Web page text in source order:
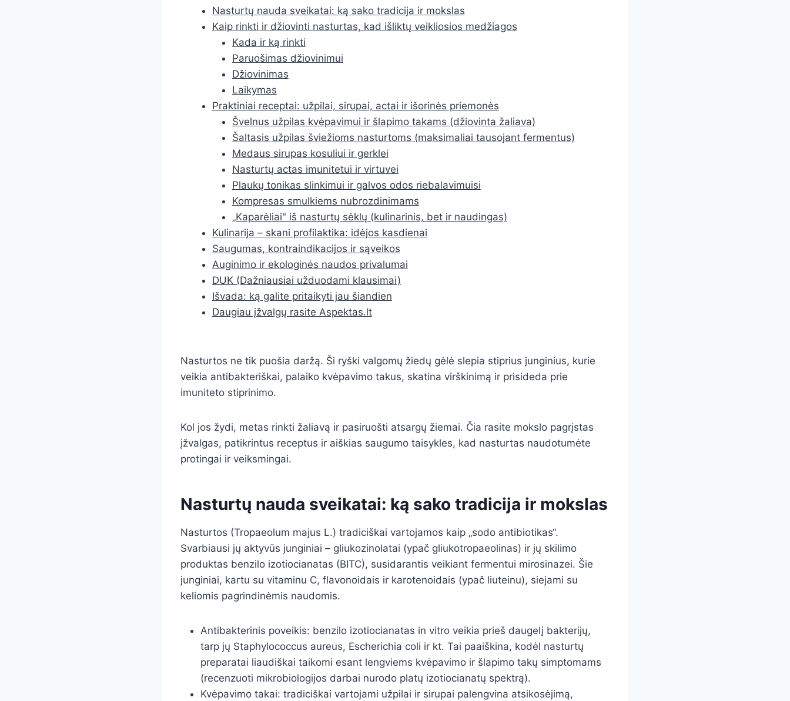
Nasturtų nauda sveikatai: ką sako tradicija ir mokslas
Kaip rinkti ir džiovinti nasturtas, kad išliktų veikliosios medžiagos
Kada ir ką rinkti
Paruošimas džiovinimui
Džiovinimas
Laikymas
Praktiniai receptai: užpilai, sirupai, actai ir išorinės priemonės
Švelnus užpilas kvėpavimui ir šlapimo takams (džiovinta žaliava)
Šaltasis užpilas šviežioms nasturtoms (maksimaliai tausojant fermentus)
Medaus sirupas kosuliui ir gerklei
Nasturtų actas imunitetui ir virtuvei
Plaukų tonikas slinkimui ir galvos odos riebalavimuisi
Kompresas smulkiems nubrozdinimams
„Kaparėliai" iš nasturtų sėklų (kulinarinis, bet ir naudingas)
Kulinarija – skani profilaktika: idėjos kasdienai
Saugumas, kontraindikacijos ir sąveikos
Auginimo ir ekologinės naudos privalumai
DUK (Dažniausiai užduodami klausimai)
Išvada: ką galite pritaikyti jau šiandien
Daugiau įžvalgų rasite Aspektas.lt
Nasturtos ne tik puošia daržą. Ši ryški valgomų žiedų gėlė slepia stiprius junginius, kurie
veikia antibakteriškai, palaiko kvėpavimo takus, skatina virškinimą ir prisideda prie
imuniteto stiprinimo.
Kol jos žydi, metas rinkti žaliavą ir pasiruošti atsargų žiemai. Čia rasite mokslo pagrįstas
įžvalgas, patikrintus receptus ir aiškias saugumo taisykles, kad nasturtas naudotumėte
protingai ir veiksmingai.
Nasturtų nauda sveikatai: ką sako tradicija ir mokslas
Nasturtos (Tropaeolum majus L.) tradiciškai vartojamos kaip „sodo antibiotikas“.
Svarbiausi jų aktyvūs junginiai – gliukozinolatai (ypač gliukotropaeolinas) ir jų skilimo
produktas benzilo izotiocianatas (BITC), susidarantis veikiant fermentui mirosinazei. Šie
junginiai, kartu su vitaminu C, flavonoidais ir karotenoidais (ypač liuteinu), siejami su
keliomis pagrindinėmis naudomis.
Antibakterinis poveikis: benzilo izotiocianatas in vitro veikia prieš daugelį bakterijų,
tarp jų Staphylococcus aureus, Escherichia coli ir kt. Tai paaiškina, kodėl nasturtų
preparatai liaudiškai taikomi esant lengviems kvėpavimo ir šlapimo takų simptomams
(recenzuoti mikrobiologijos darbai nurodo platų izotiocianatų spektrą).
Kvėpavimo takai: tradiciškai vartojami užpilai ir sirupai palengvina atsikosėjimą,